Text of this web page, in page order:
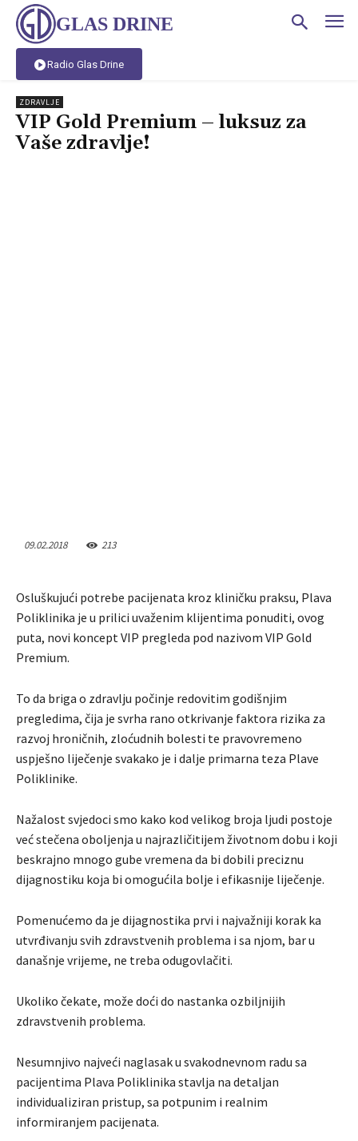
GLAS DRINE
Radio Glas Drine
ZDRAVLJE
VIP Gold Premium – luksuz za
Vaše zdravlje!
09.02.2018 213
Osluškujući potrebe pacijenata kroz kliničku praksu, Plava
Poliklinika je u prilici uvaženim klijentima ponuditi, ovog
puta, novi koncept VIP pregleda pod nazivom VIP Gold
Premium.
To da briga o zdravlju počinje redovitim godišnjim
pregledima, čija je svrha rano otkrivanje faktora rizika za
razvoj hroničnih, zloćudnih bolesti te pravovremeno
uspješno liječenje svakako je i dalje primarna teza Plave
Poliklinike.
Nažalost svjedoci smo kako kod velikog broja ljudi postoje
već stečena oboljenja u najrazličitijem životnom dobu i koji
beskrajno mnogo gube vremena da bi dobili preciznu
dijagnostiku koja bi omogućila bolje i efikasnije liječenje.
Pomenućemo da je dijagnostika prvi i najvažniji korak ka
utvrđivanju svih zdravstvenih problema i sa njom, bar u
današnje vrijeme, ne treba odugovlačiti.
Ukoliko čekate, može doći do nastanka ozbiljnijih
zdravstvenih problema.
Nesumnjivo najveći naglasak u svakodnevnom radu sa
pacijentima Plava Poliklinika stavlja na detaljan
individualiziran pristup, sa potpunim i realnim
informiranjem pacijenata.